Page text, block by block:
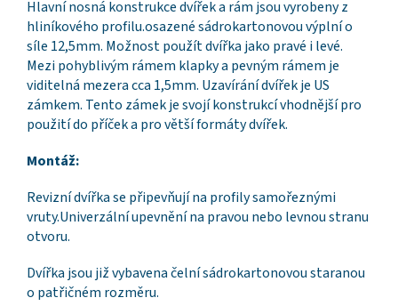
Hlavní nosná konstrukce dvířek a rám jsou vyrobeny z
hliníkového profilu.osazené sádrokartonovou výplní o
síle 12,5mm. Možnost použít dvířka jako pravé i levé.
Mezi pohyblivým rámem klapky a pevným rámem je
viditelná mezera cca 1,5mm. Uzavírání dvířek je US
zámkem. Tento zámek je svojí konstrukcí vhodnější pro
použití do příček a pro větší formáty dvířek.
Montáž:
Revizní dvířka se připevňují na profily samořeznými
vruty.Univerzální upevnění na pravou nebo levnou stranu
otvoru.
Dvířka jsou již vybavena čelní sádrokartonovou staranou
o patřičném rozměru.